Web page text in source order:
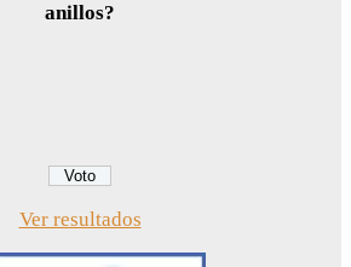
anillos?
Ver resultados